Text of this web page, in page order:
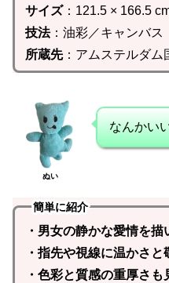
サイズ：121.5 × 166.5
技法：油彩／キャンバス
所蔵先：アムステルダム
ぬい
なんかい
簡単に紹介
・男女の静かな愛情を描
・指先や視線に温かさと
・色彩と質感の重厚さも